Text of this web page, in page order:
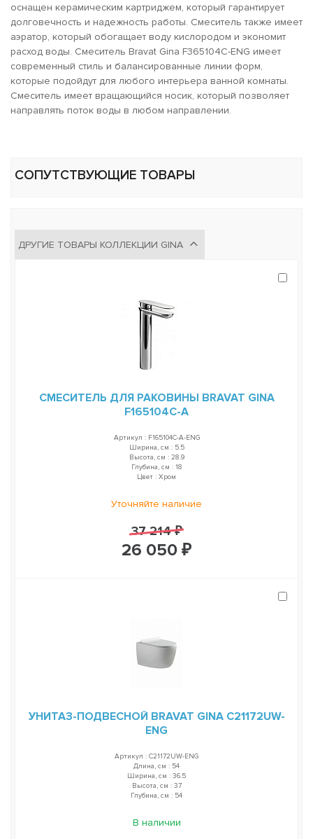
оснащен керамическим картриджем, который гарантирует
долговечность и надежность работы. Смеситель также имеет
аэратор, который обогащает воду кислородом и экономит
расход воды. Смеситель Bravat Gina F365104C-ENG имеет
современный стиль и балансированные линии форм,
которые подойдут для любого интерьера ванной комнаты.
Смеситель имеет вращающийся носик, который позволяет
направлять поток воды в любом направлении.
СОПУТСТВУЮЩИЕ ТОВАРЫ
ДРУГИЕ ТОВАРЫ КОЛЛЕКЦИИ GINA
СМЕСИТЕЛЬ ДЛЯ РАКОВИНЫ BRAVAT GINA
F165104C-A
Артикул : F165104C-A-ENG
Ширина, см : 5.5
Высота, см : 28.9
Глубина, см : 18
Цвет : Хром
Уточняйте наличие
37 214 ₽
26 050 ₽
УНИТАЗ-ПОДВЕСНОЙ BRAVAT GINA C21172UW-
ENG
Артикул : C21172UW-ENG
Длина, см : 54
Ширина, см : 36.5
Высота, см : 37
Глубина, см : 54
В наличии